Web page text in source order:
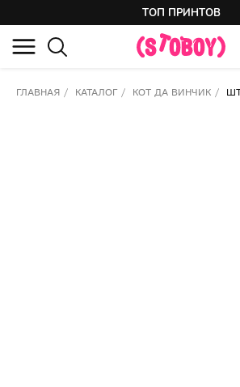
ТОП ПРИНТОВ
ГЛАВНАЯ / КАТАЛОГ / КОТ ДА ВИНЧИК /